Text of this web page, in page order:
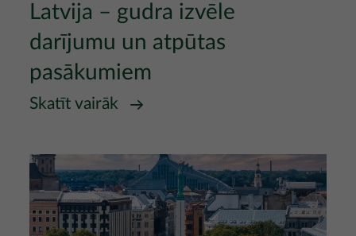
Latvija – gudra izvēle
darījumu un atpūtas
pasākumiem
Skatīt vairāk
Attēls